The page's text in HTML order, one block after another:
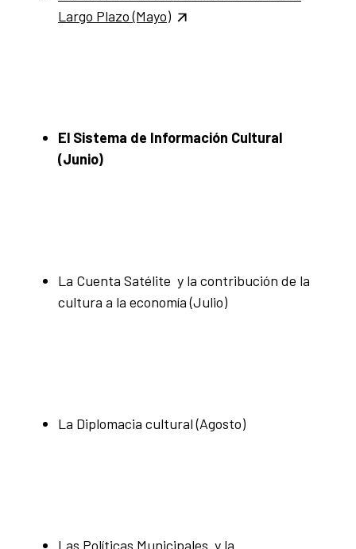
Largo Plazo (Mayo)
El Sistema de Información Cultural
(Junio)
La Cuenta Satélite y la contribución de la
cultura a la economía (Julio)
La Diplomacia cultural (Agosto)
Las Políticas Municipales y la